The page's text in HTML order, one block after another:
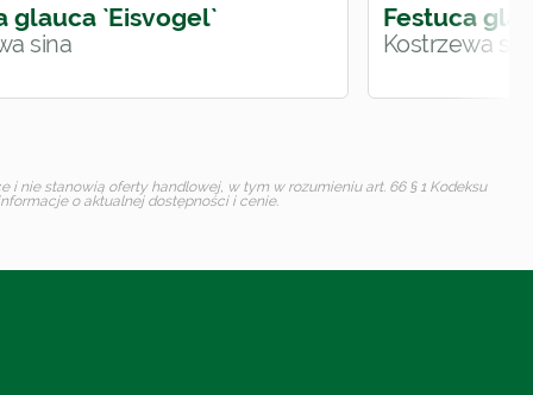
glauca `Eisvogel`
sina
Festuca
Kostrzewa
nie stanowią oferty handlowej, w tym w rozumieniu art. 66 § 1 Kodeksu
o aktualnej dostępności i cenie.